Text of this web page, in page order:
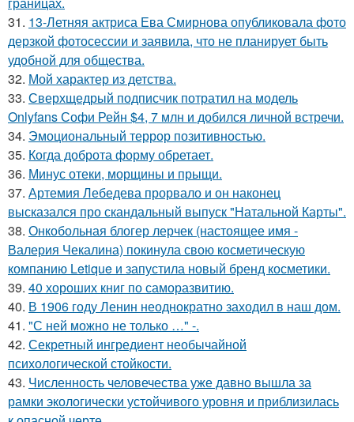
31. 13-Летняя актриса Ева Смирнова опубликовала фото
дерзкой фотосессии и заявила, что не планирует быть
удобной для общества.
32. Мой характер из детства.
33. Сверхщедрый подписчик потратил на модель
Onlyfans Софи Рейн $4, 7 млн и добился личной встречи.
34. Эмоциональный террор позитивностью.
35. Когда доброта форму обретает.
36. Минус отеки, морщины и прыщи.
37. Артемия Лебедева прорвало и он наконец
высказался про скандальный выпуск "Натальной Карты".
38. Онкобольная блогер лерчек (настоящее имя -
Валерия Чекалина) покинула свою косметическую
компанию Letique и запустила новый бренд косметики.
39. 40 хороших книг по саморазвитию.
40. В 1906 году Ленин неоднократно заходил в наш дом.
41. "С ней можно не только …" -.
42. Секретный ингредиент необычайной
психологической стойкости.
43. Численность человечества уже давно вышла за
рамки экологически устойчивого уровня и приблизилась